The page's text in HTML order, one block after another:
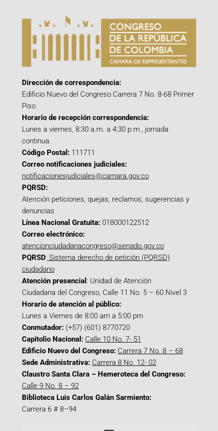
Dirección de correspondencia:
Edificio Nuevo del Congreso Carrera 7 No. 8-68 Primer
Piso.
Horario de recepción correspondencia:
Lunes a viernes, 8:30 a.m. a 4:30 p.m., jornada
continua.
Código Postal: 111711
Correo notificaciones judiciales:
notificacionesjudiciales@camara.gov.co
PQRSD:
Atención peticiones, quejas, reclamos, sugerencias y
denuncias
Línea Nacional Gratuita: 018000122512
Correo electrónico:
atencionciudadanacongreso@senado.gov.co
PQRSD: Sistema derecho de petición (PQRSD)
ciudadano
Atención presencial : Unidad de Atención
Ciudadana del Congreso, Calle 11 No. 5 – 60 Nivel 3
Horario de atención al público:
Lunes a Viernes de 8:00 am a 5:00 pm
Conmutador: (+57) (601) 8770720
Capitolio Nacional: Calle 10 No. 7- 51
Edificio Nuevo del Congreso: Carrera 7 No. 8 – 68
Sede Administrativa: Carrera 8 No. 12- 02
Claustro Santa Clara – Hemeroteca del Congreso:
Calle 9 No. 8 – 92
Biblioteca Luis Carlos Galán Sarmiento:
Carrera 6 # 8–94